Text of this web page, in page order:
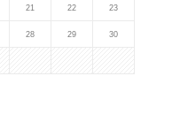
21 22 23
28 29 30